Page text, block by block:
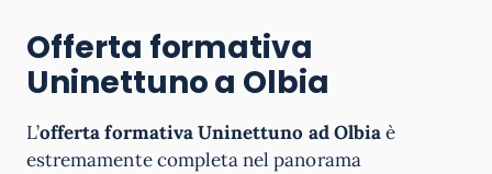
Offerta formativa
Uninettuno a Olbia
L’offerta formativa Uninettuno ad Olbiaè
estremamente completa nel panorama